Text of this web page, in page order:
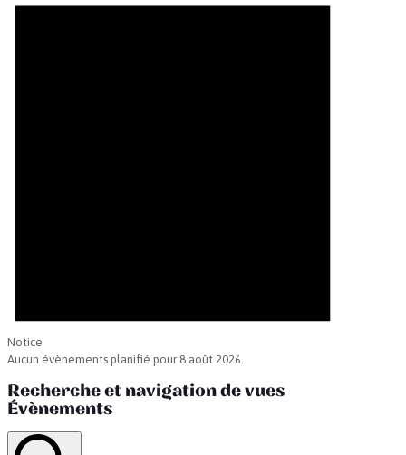
Notice
Aucun évènements planifié pour 8 août 2026.
Recherche et navigation de vues
Évènements